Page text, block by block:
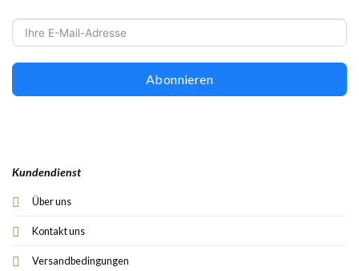
Kundendienst
Über uns
Kontakt uns
Versandbedingungen
Abonnieren